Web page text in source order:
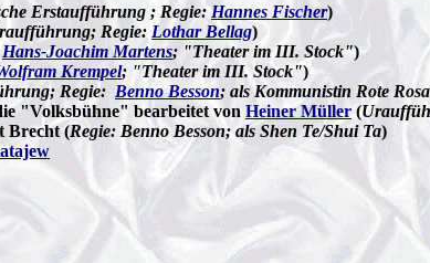
Erstaufführung ; Regie:Hannes Fischer)
Regie: Lothar Bellag)
Hans-Joachim Martens; "Theater im III. Stock")
Krempel; "Theater im III. Stock")
Regie: Benno Besson; als Kommunistin Rote Rosa
"Volksbühne" bearbeitet von Heiner Müller (
Brecht (Regie: Benno Besson; als Shen Te/Shui Ta)